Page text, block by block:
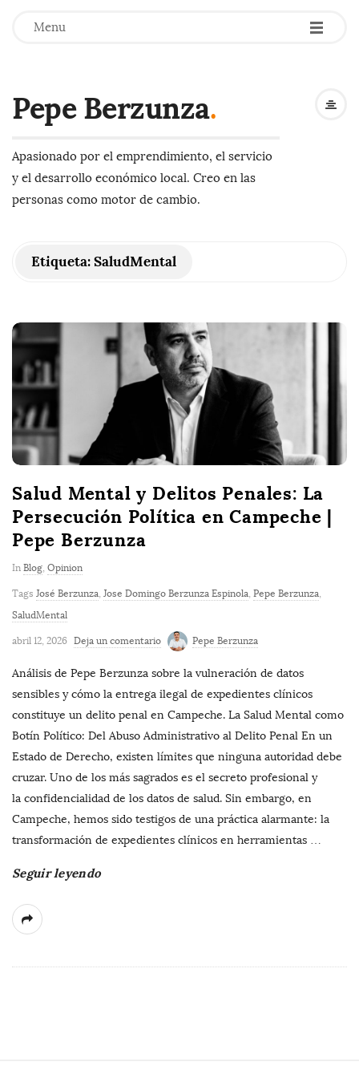
Menu -
-
-
Pepe Berzunza.
Apasionado por el emprendimiento, el servicio
y el desarrollo económico local. Creo en las
personas como motor de cambio.
Etiqueta:SaludMental
Salud Mental y Delitos Penales: La
Persecución Política en Campeche |
Pepe Berzunza
In Blog, Opinion
Tags José Berzunza, Jose Domingo Berzunza Espinola, Pepe Berzunza,
SaludMental
abril 12, 2026 Deja un comentario Pepe Berzunza
Análisis de Pepe Berzunza sobre la vulneración de datos
sensibles y cómo la entrega ilegal de expedientes clínicos
constituye un delito penal en Campeche. La Salud Mental como
Botín Político: Del Abuso Administrativo al Delito Penal En un
Estado de Derecho, existen límites que ninguna autoridad debe
cruzar. Uno de los más sagrados es el secreto profesional y
la confidencialidad de los datos de salud. Sin embargo, en
Campeche, hemos sido testigos de una práctica alarmante: la
transformación de expedientes clínicos en herramientas …
Seguir leyendo